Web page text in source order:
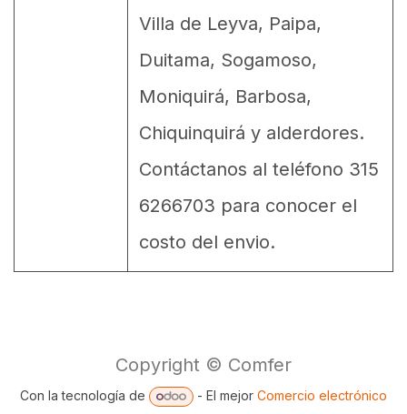
Villa de Leyva, Paipa,
Duitama, Sogamoso,
Moniquirá, Barbosa,
Chiquinquirá y alderdores.
Contáctanos al teléfono 315
6266703 para conocer el
costo del envio.
Copyright © Comfer
Con la tecnología de - El mejor Comercio electrónico